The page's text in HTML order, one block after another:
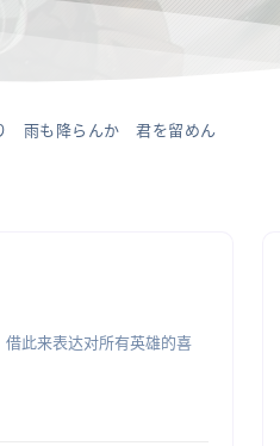
雨も降らんか 君を留めん
此来表达对所有英雄的喜